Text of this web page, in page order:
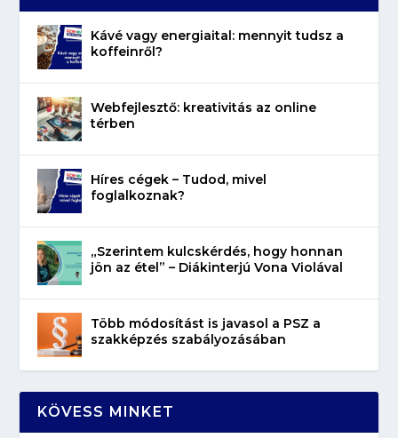
Kávé vagy energiaital: mennyit tudsz a
koffeinről?
Webfejlesztő: kreativitás az online
térben
Híres cégek – Tudod, mivel
foglalkoznak?
„Szerintem kulcskérdés, hogy honnan
jön az étel” – Diákinterjú Vona Violával
Több módosítást is javasol a PSZ a
szakképzés szabályozásában
KÖVESS MINKET